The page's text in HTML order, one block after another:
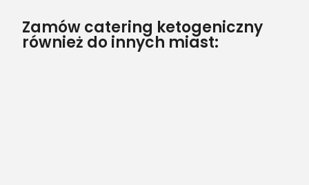
Zamów catering ketogeniczny
również do innych miast: